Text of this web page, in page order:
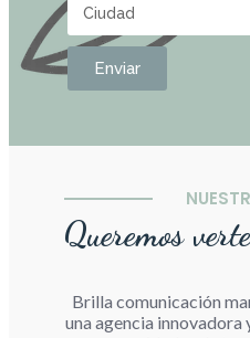
Enviar
Queremos
Brilla comunicación
una agencia innovadora